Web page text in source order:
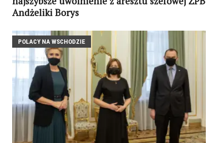
Andżeliki Borys
POLACY NA WSCHODZIE